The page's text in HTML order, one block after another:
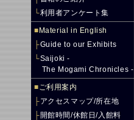
└利用者アンケート集
■ Material in English
├Guide to our Exhibits
└Saijoki -
The Mogami Chronicles -
■ご利用案内
├アクセスマップ/所在地
├開館時間/休館日/入館料